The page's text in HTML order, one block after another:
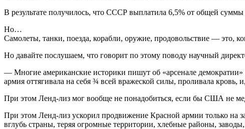
В результате получилось, что СССР выплатила 6,5% от общей
Но…
Самолеты, танки, поезда, корабли, оружие, продовольствие — это,
Но давайте послушаем, что говорит по этому поводу научный
— Многие американские историки пишут об «арсенале
армия оттягивала на себя ¾ всей вражеской силы, проливала
При этом Ленд-лиз мог вообще не понадобиться, если бы США не
При этом Ленд-лиз ускорил продвижение Красной армии только на
вглубь страны, теряя огромные территории, хлебные районы,